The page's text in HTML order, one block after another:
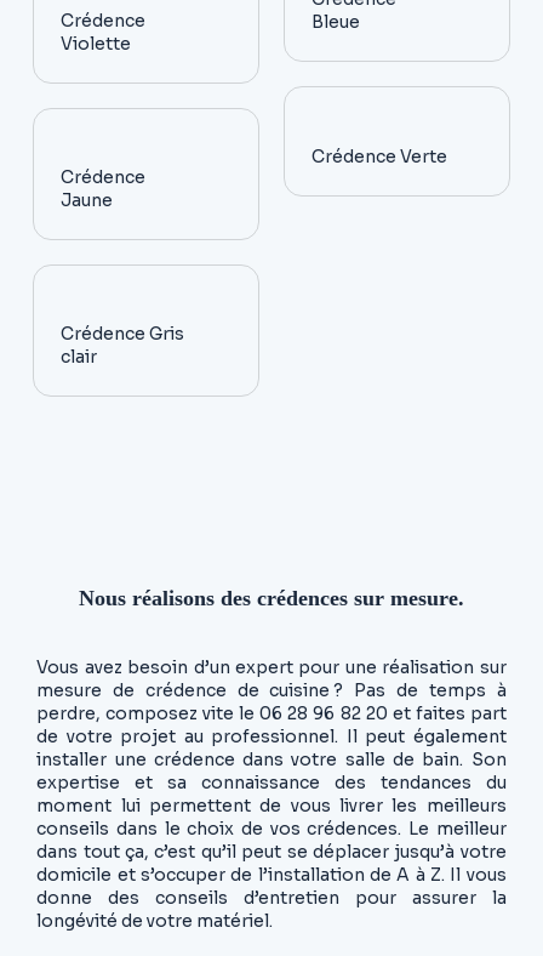
Crédence
Violette
Crédence
Jaune
Crédence Gris
clair
Bleue
Crédence Verte
Nous réalisons des crédences sur mesure.
Vous avez besoin d’un expert pour une réalisation sur
mesure de crédence de cuisine ? Pas de temps à
perdre, composez vite le 06 28 96 82 20 et faites part
de votre projet au professionnel. Il peut également
installer une crédence dans votre salle de bain. Son
expertise et sa connaissance des tendances du
moment lui permettent de vous livrer les meilleurs
conseils dans le choix de vos crédences. Le meilleur
dans tout ça, c’est qu’il peut se déplacer jusqu’à votre
domicile et s’occuper de l’installation de A à Z. Il vous
donne des conseils d’entretien pour assurer la
longévité de votre matériel.